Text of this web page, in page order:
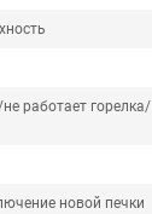
работает горелка/
новой печки